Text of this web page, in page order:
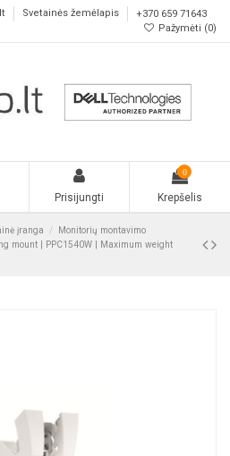
Svetainės žemėlapis
+370 659 71643
Pažymėti (0)
Prisijungti
0
Krepšelis
įranga
Monitorių montavimo
mount | PPC1540W | Maximum weight